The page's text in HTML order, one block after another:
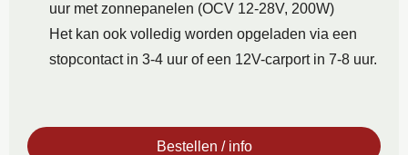
uur met zonnepanelen (OCV 12-28V, 200W)
Het kan ook volledig worden opgeladen via een
stopcontact in 3-4 uur of een 12V-carport in 7-8 uur.
Bestellen / info